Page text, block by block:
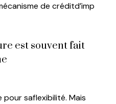
de créditd’imp
est souvent fait
poursaflexibilité. Mais